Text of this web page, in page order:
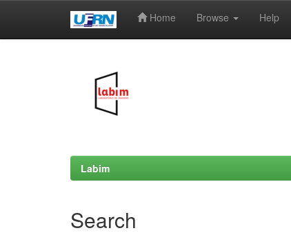
Home Browse Help
Labim
Search